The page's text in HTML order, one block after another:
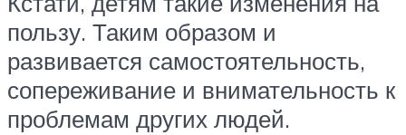
пользу. Таким образом и
развивается самостоятельность,
сопереживание и внимательность к
проблемам других людей.